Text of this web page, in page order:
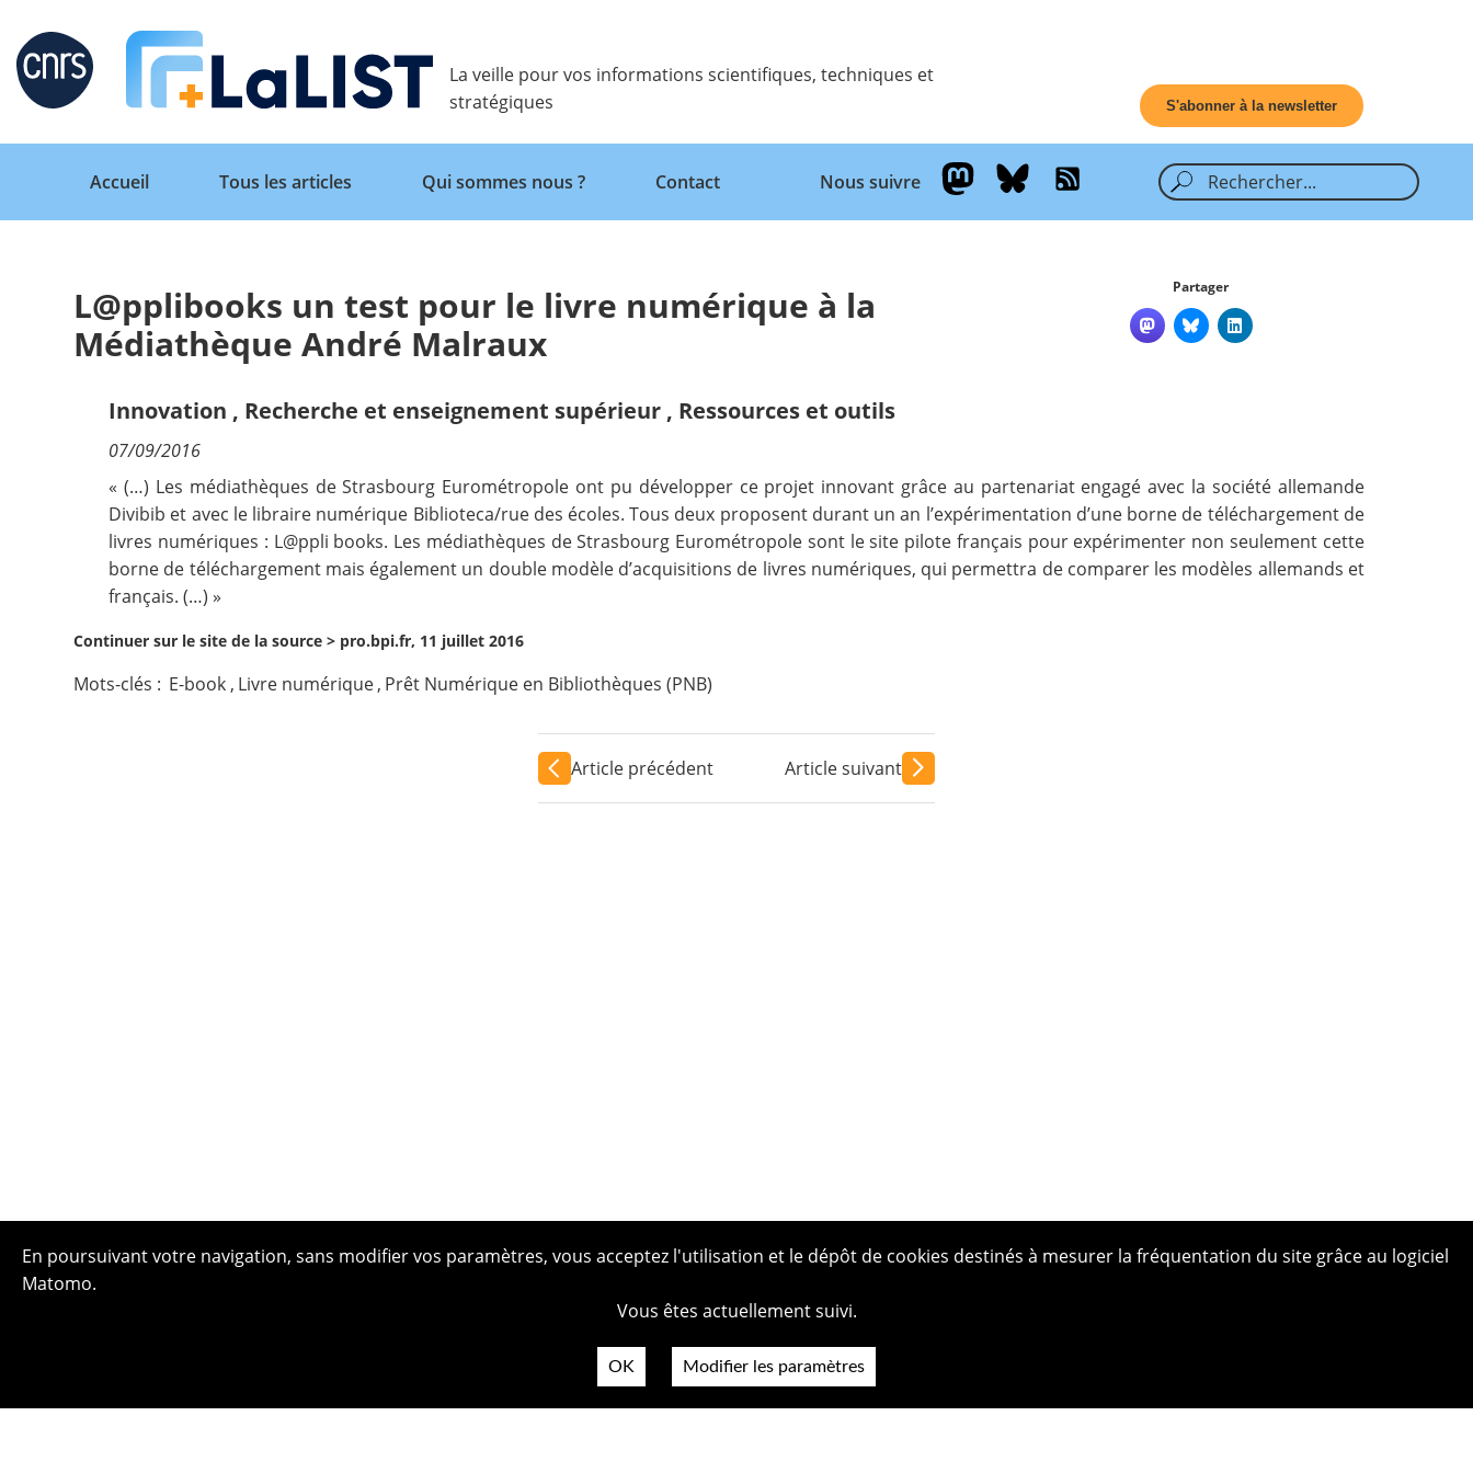
Retour
Accueil
Qui sommes nous ?
Nous suivre
La veille pour vos informations scientifiques, techniques et
stratégiques
S'abonner à la newsletter
Retour
Accueil
Tous les articles Qui sommes nous ? Contact Nous suivre
L@pplibooks un test pour le livre numérique à la
Médiathèque André Malraux
Partager
Innovation , Recherche et enseignement supérieur , Ressources et outils
07/09/2016
« (…) Les médiathèques de Strasbourg Eurométropole ont pu développer ce projet innovant grâce au partenariat engagé avec la société allemande
Divibib et avec le libraire numérique Biblioteca/rue des écoles. Tous deux proposent durant un an l’expérimentation d’une borne de téléchargement de
livres numériques : L@ppli books. Les médiathèques de Strasbourg Eurométropole sont le site pilote français pour expérimenter non seulement cette
borne de téléchargement mais également un double modèle d’acquisitions de livres numériques, qui permettra de comparer les modèles allemands et
français. (…) »
Continuer sur le site de la source > pro.bpi.fr, 11 juillet 2016
Mots-clés : E-book , Livre numérique, Prêt Numérique en Bibliothèques (PNB)
Article précédent Article suivant
En poursuivant votre navigation, sans modifier vos paramètres, vous acceptez l'utilisation et le dépôt de cookies destinés à mesurer la fréquentation du site grâce au logiciel
Matomo.
Vous êtes actuellement suivi.
OK Modifier les paramètres